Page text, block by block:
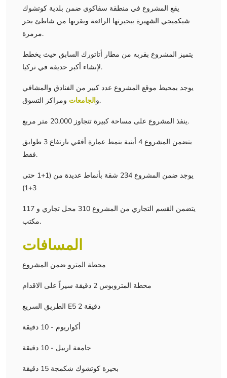
يقع المشروع في منطقة سفاكوي ضمن بلدية كوتشوك
شيكميجي الشهيرة ببحيرتها الرائعة وبقربها من شاطئ بحر
مرمرة.
يتميز المشروع بقربه من مطار أتاتورك السابق حيث يخطط
لإنشاء أكبر حديقة في تركيا.
يوجد بمحيط موقع المشروع عدد كبير من الفنادق والمشافي
والجامعات ومراكز التسوق.
ينفذ المشروع على مساحة كبيرة تتجاوز 20,000 متر مربع.
يتضمن المشروع 4 أبنية بنمط عمارة أفقي بارتفاع 3 طوابق
فقط.
يوجد ضمن المشروع 234 شقة بأنماط عديدة من (1+1 حتى
3+1)
يتضمن القسم التجاري من المشروع 310 محل تجاري و 117
مكتب.
المسافات
محطة المترو ضمن المشروع
محطة المتروبوس 2 دقيقة سيراً على الاقدام
الطريق السريع E5 2 دقيقة
أكواريوم - 10 دقيقة
جامعة ارييل - 10 دقيقة
بحيرة كوتشوك شكمجة 15 دقيقة